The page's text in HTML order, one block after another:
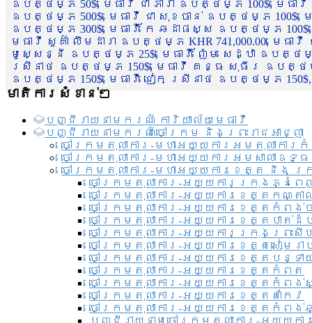
ឧបត្ថម្ភ 50$, មេធាវី ជា ភារ៉ា ឧបត្ថម្ភ 100$, មេ
ឧបត្ថម្ភ 500$, មេធាវី ជា សុខចាន់ ឧបត្ថម្ភ
ឧបត្ថម្ភ 300$, មេធាវី កែ ឆដាផស្ស ឧបត្ថម្ភ
មេធាវី សួគ៌ា លឹមដារា ឧបត្ថម្ភ KHR 741,000.00, មេ
មូសេ្សន្នី ឧបត្ថម្ភ 25$, មេធាវី ញ៉ែម សេដ្ឋា ឧបត្ថ
ស្រីនាថ ឧបត្ថម្ភ 150$, មេធាវី គន្ធ សុធីរ ឧបត្ថម្ភ
ឧបត្ថម្ភ 150$, មេធាវី ជៀក ស្រីនាថ ឧបត្ថម្ភ 150$,
មាតិការសំខាន់ៗ
បញ្ជី​រាយ​នាមករណ៍ ការិយាល័យ​មេធាវី​
បញ្ជី​រាយ​នាមករណ៍​ចៅក្រម និងព្រះរាជអាជ្ញា
ចៅក្រមតុលាការ-មហាអយ្យការអមតុលាការ
ចៅក្រមតុលាការ-មហាអយ្យការអមសាលាឧទ្
ចៅក្រមតុលាការ-មហាអយ្យការខេត្ត និង ក្
ចៅក្រមតុលាការ-អយ្យការក្រុងភ្នំពេ
ចៅក្រមតុលាការ-អយ្យការខេត្តកណ្តា
ចៅក្រមតុលាការ-អយ្យការខេត្តកំពង់ច
ចៅក្រមតុលាការ-អយ្យការខេត្តបាត់ដំ
ចៅក្រមតុលាការ-អយ្យការ​ក្រុងព្រះសី
ចៅក្រមតុលាការ-អយ្យការខេត្តសៀមរា
ចៅក្រមតុលាការ-អយ្យការខេត្តបន្ទា
ចៅក្រមតុលាការ-អយ្យការខេត្តកំពត
ចៅក្រមតុលាការ-អយ្យការខេត្តកំពង់
ចៅក្រមតុលាការ-អយ្យការខេត្តតាកែវ
ចៅក្រមតុលាការ-អយ្យការខេត្តកំពង់